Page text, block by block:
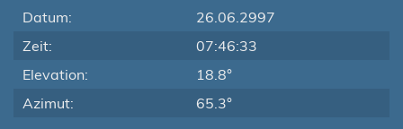
Datum:
26.06.2997
Zeit:
07:46:33
Elevation:
18.8°
Azimut:
65.3°